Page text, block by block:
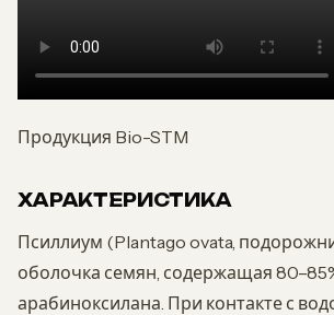
Продукция Bio-STM
ХАРАКТЕРИСТИКА
Псиллиум (Plantago ovata,
оболочка семян, содержащая
арабиноксилана. При контакте с